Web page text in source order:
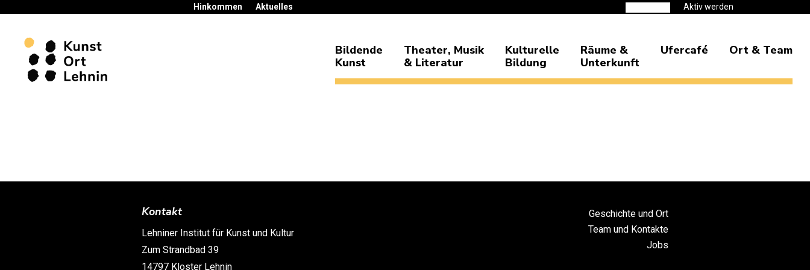
Hinkommen Aktuelles Aktiv werden
Bildende
Kunst
Theater, Musik
& Literatur
Kulturelle
Bildung
Räume &
Unterkunft
Ufercafé Ort & Team
Kontakt
Lehniner Institut für Kunst und Kultur
Zum Strandbad 39
14797 Kloster Lehnin
Geschichte und Ort
Team und Kontakte
Jobs